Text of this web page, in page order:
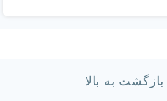
بازگشت به بالا